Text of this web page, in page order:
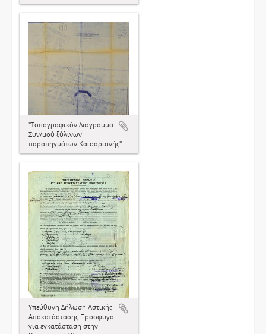
"Τοπογραφικόν Διάγραμμα
Συν/μού ξύλινων
παραπηγμάτων Καισαριανής"
Υπεύθυνη Δήλωση Αστικής
Αποκατάστασης Πρόσφυγα
για εγκατάσταση στην